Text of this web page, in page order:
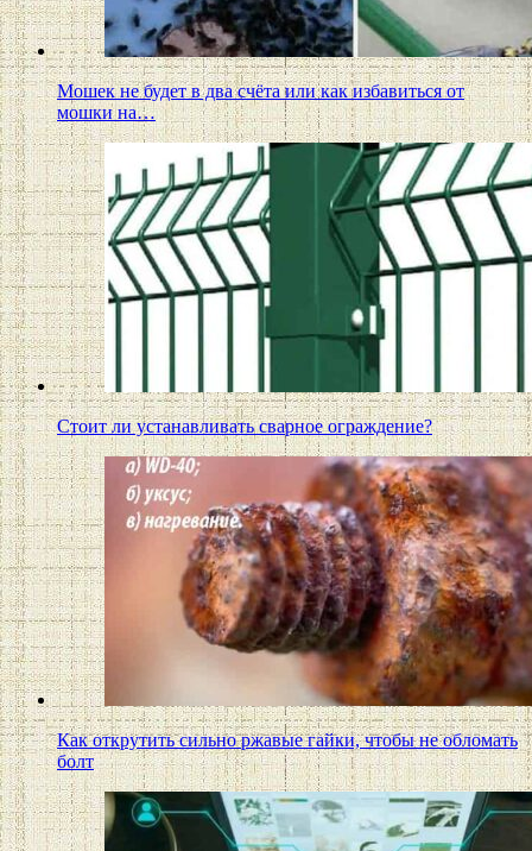
Мошек не будет в два счёта или как избавиться от
мошки на…
Стоит ли устанавливать сварное ограждение?
Как открутить сильно ржавые гайки, чтобы не обломать
болт